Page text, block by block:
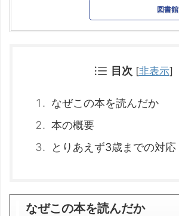
図書館
目次 [非表示]
なぜこの本を読んだか
本の概要
とりあえず3歳までの対応
なぜこの本を読んだか